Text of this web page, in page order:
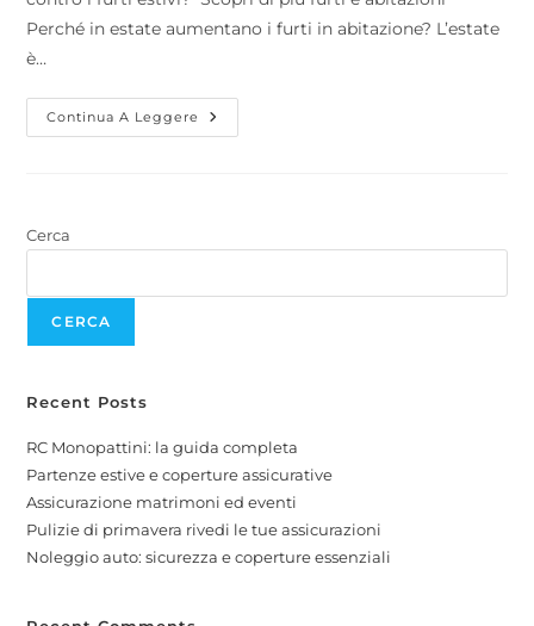
Perché in estate aumentano i furti in abitazione? L’estate
è…
Continua A Leggere
Cerca
CERCA
Recent Posts
RC Monopattini: la guida completa
Partenze estive e coperture assicurative
Assicurazione matrimoni ed eventi
Pulizie di primavera rivedi le tue assicurazioni
Noleggio auto: sicurezza e coperture essenziali